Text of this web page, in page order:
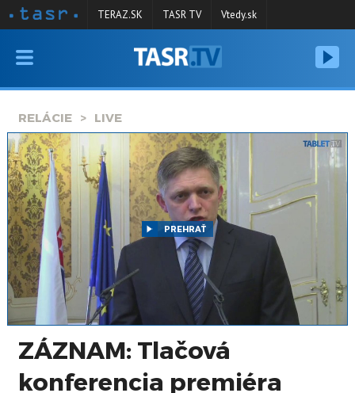
VYSIELANIE
SPRAVODAJSTVO
KONTAKT
ARCHÍV
TERAZ.SK TASR TV Vtedy.sk
RELÁCIE LIVE
PREHRAŤ
ZÁZNAM: Tlačová
konferencia premiéra